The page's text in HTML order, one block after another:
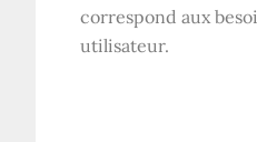
correspond aux
utilisateur.